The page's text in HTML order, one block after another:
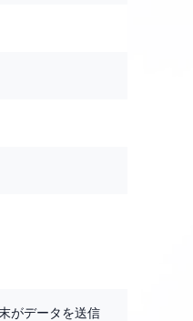
がデータを送信